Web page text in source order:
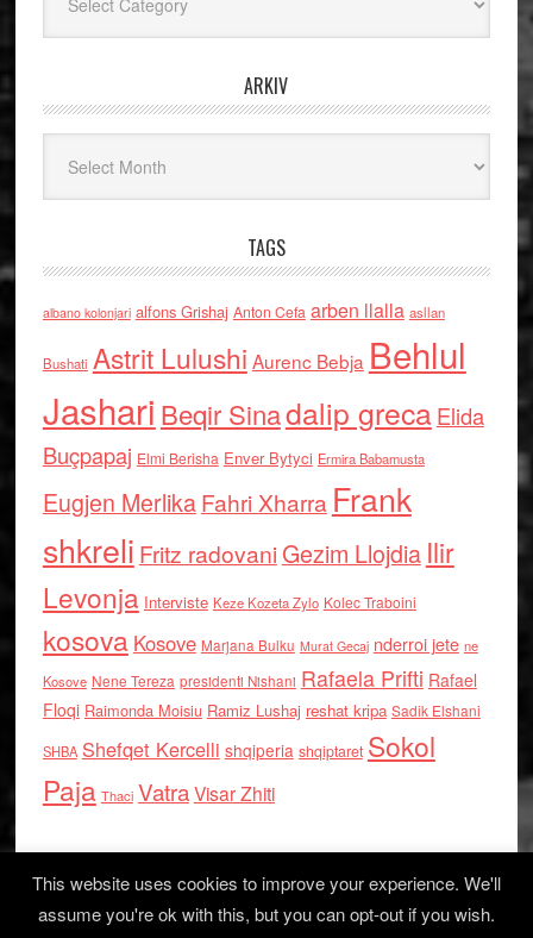
ARKIV
TAGS
albano kolonjari alfons Grishaj Anton Cefa arben llalla asllan
Bushati Astrit Lulushi Aurenc Bebja Behlul
Jashari Beqir Sinadalip grecaElida
Buçpapaj Elmi Berisha Enver Bytyci Ermira Babamusta
Eugjen MerlikaFahri Xharra Frank
shkreli Fritz radovaniGezim Llojdia Ilir
Levonja Interviste Keze Kozeta Zylo Kolec Traboini
kosova Kosove Marjana Bulku Murat Gecaj nderroi jete ne
Kosove Nene Tereza presidenti Nishani Rafaela Prifti Rafael
Floqi Raimonda Moisiu Ramiz Lushaj reshat kripa Sadik Elshani
SHBA Shefqet Kercelli shqiperia shqiptaret Sokol
Paja Thaci VatraVisar Zhiti
This website uses cookies to improve your experience. We'll
assume you're ok with this, but you can opt-out if you wish.